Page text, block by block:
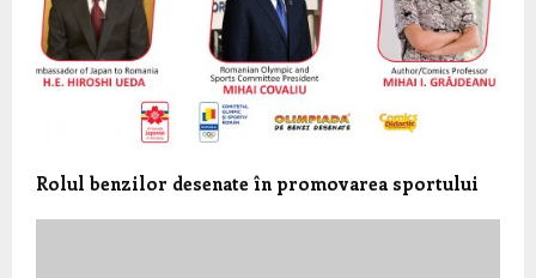
Rolul benzilor desenate în promovarea sportului